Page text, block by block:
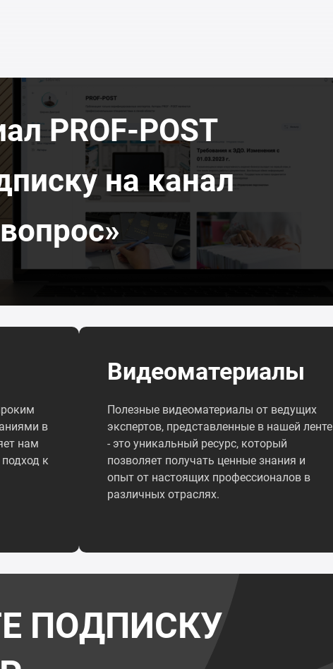
PROF-POST
на канал
в
нам
к
Видеоматериалы
Полезные видеоматериалы от ведущих
экспертов, представленные в нашей ленте
- это уникальный ресурс, который
позволяет получать ценные знания и
опыт от настоящих профессионалов в
различных отраслях.
ПОДПИСКУ